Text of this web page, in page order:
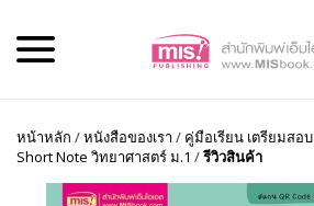
หน้าหลัก /หนังสือของเรา / คู่มือเรียน เตรียมสอบ
Short Note วิทยาศาสตร์ ม.1 /รีวิวสินค้า